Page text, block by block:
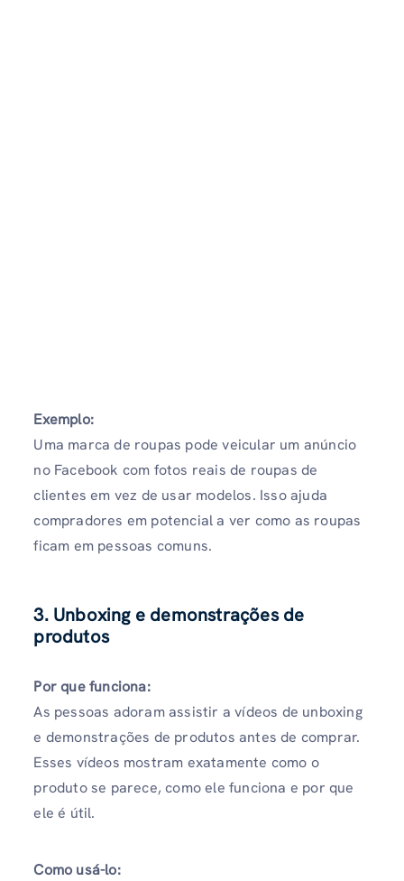
Exemplo:
Uma marca de roupas pode veicular um anúncio
no Facebook com fotos reais de roupas de
clientes em vez de usar modelos. Isso ajuda
compradores em potencial a ver como as roupas
ficam em pessoas comuns.
3. Unboxing e demonstrações de
produtos
Por que funciona:
As pessoas adoram assistir a vídeos de unboxing
e demonstrações de produtos antes de comprar.
Esses vídeos mostram exatamente como o
produto se parece, como ele funciona e por que
ele é útil.
Como usá-lo: